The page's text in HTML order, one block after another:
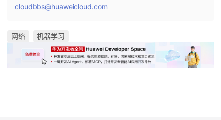
cloudbbs@huaweicloud.com
网络 机器学习